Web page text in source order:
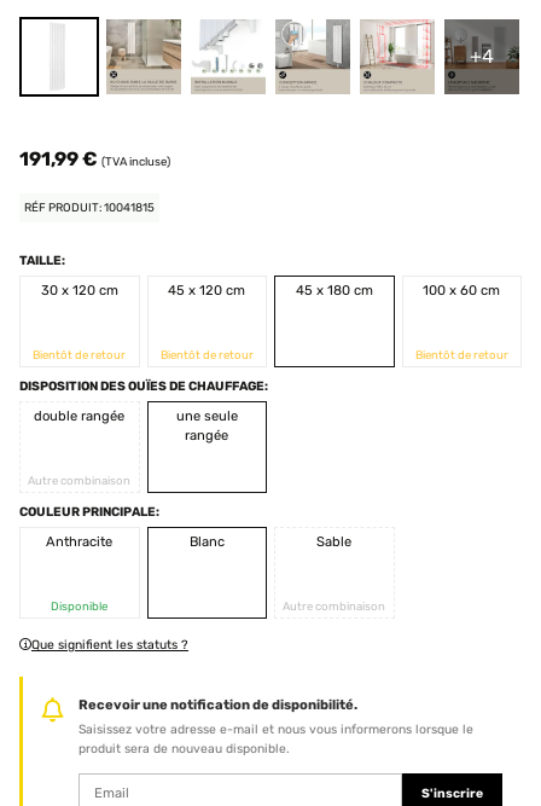
+4
191,99 € (TVA incluse)
RÉF PRODUIT: 10041815
TAILLE:
30 x 120 cm
Bientôt de retour
45 x 120 cm
Bientôt de retour
45 x 180 cm 100 x 60 cm
Bientôt de retour
DISPOSITION DES OUÏES DE CHAUFFAGE:
double rangée
Autre combinaison
une seule
rangée
COULEUR PRINCIPALE:
Anthracite
Disponible
Blanc Sable
Autre combinaison
Que signifient les statuts ?
Recevoir une notification de disponibilité.
Saisissez votre adresse e-mail et nous vous informerons lorsque le
produit sera de nouveau disponible.
S'inscrire